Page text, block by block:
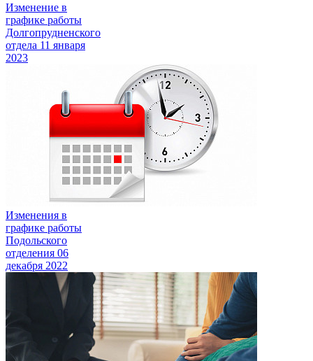
Изменение в
графике работы
Долгопрудненского
отдела 11 января
2023
Изменения в
графике работы
Подольского
отделения 06
декабря 2022